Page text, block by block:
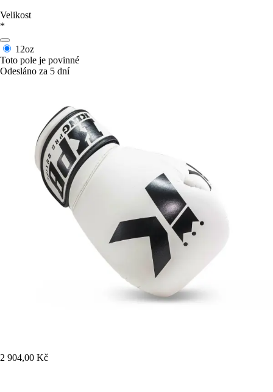
Velikost
*
12oz
Toto pole je povinné
Odesláno za 5 dní
2 904,00 Kč